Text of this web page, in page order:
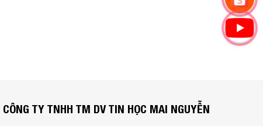
CÔNG TY TNHH TM DV TIN HỌC MAI NGUYỄN